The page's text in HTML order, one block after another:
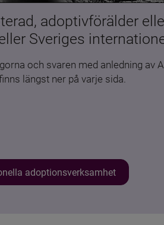
adoptivförälder
Sveriges
och svaren med anledning
längst ner på varje sida.
adoptionsverksamhet